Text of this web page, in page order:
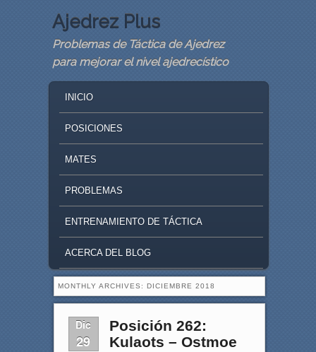
Ajedrez Plus
Problemas de Táctica de Ajedrez
para mejorar el nivel ajedrecístico
SKIP TO PRIMARY CONTENT
SKIP TO SECONDARY CONTENT
INICIO
POSICIONES
MATES
PROBLEMAS
ENTRENAMIENTO DE TÁCTICA
ACERCA DEL BLOG
MONTHLY ARCHIVES: DICIEMBRE 2018
Dic
29
Posición 262:
Kulaots – Ostmoe